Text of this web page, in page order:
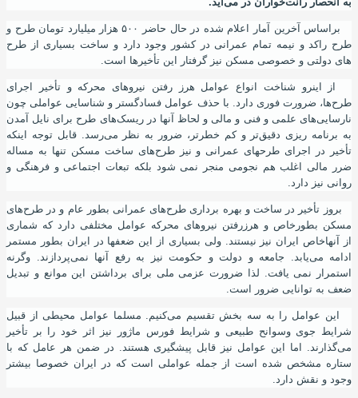
براساس آخرین آمار اعلام شده در حال حاضر ۵۰۰ هزار میلیارد تومان طرح و
طرح راکد و نیمه تمام عمرانی در کشور وجود دارد و ساخت بسیاری از طرح
های دولتی و خصوصی مسکن نیز گرفتار این تأخیرها است.
از اینرو شناخت انواع عوامل هرز رفتن نیروهای محرکه و تأخیر اجرای
طرح‌ها، ضرورت فوری دارد. با حذف عوامل فساد‌گستر و شناسایی عواملی چون
نارسایی‌های علمی و فنی و مالی و لحاظ آنها در ریسک‌های طرح برای نایل آمدن
به برنامه ریزی دقیق‌تر و کم خطرتر ، ضرور به نظر می‌رسد. قابل توجه اینکه
تأخیر در اجرای طرحهای عمرانی و نیز طرح‌های ساخت مسکن تنها به مساله
ضرر مالی اغلب هم نجومی منجر نمی شود بلکه تبعات اجتماعی و فرهنگی و
روانی نیز دارد.
بروز تأخیر در ساخت و بهره برداری طرح‌های عمرانی بطور عام و در طرح‌های
مسکن بطورخاص و هرزرفتن نیروهای محرکه عوامل مختلفی دارد که شماری
از
نهاخاص ایران نیز نیستند. ولی بسیاری از این ضعفها در ایران بطور مستمر
ادامه می‌یابد. جامعه و دولت و حکومت نیز به رفع آنها نمی‌پردازند. وگرنه
استمرار نمی یافت. لذا ضرورت عزمی ملی برای برداشتن این موانع و تبدیل
ضعف به توانایی ضرور است.
این عوامل را به سه بخش تقسیم می‌کنیم. مسلما عوامل محیطی از قبیل
شرایط جوی وسوانح طبیعی و شرایط فورس ماژور نیز اثر خود را بر تأخیر
می‌گذارند. اما این عوامل نیز قابل پیشگیری هستند. در ضمن هر عامل که با
ستاره مشخص شده است از جمله عواملی است که در ایران خصوصا بیشتر
وجود و نقش دارد.